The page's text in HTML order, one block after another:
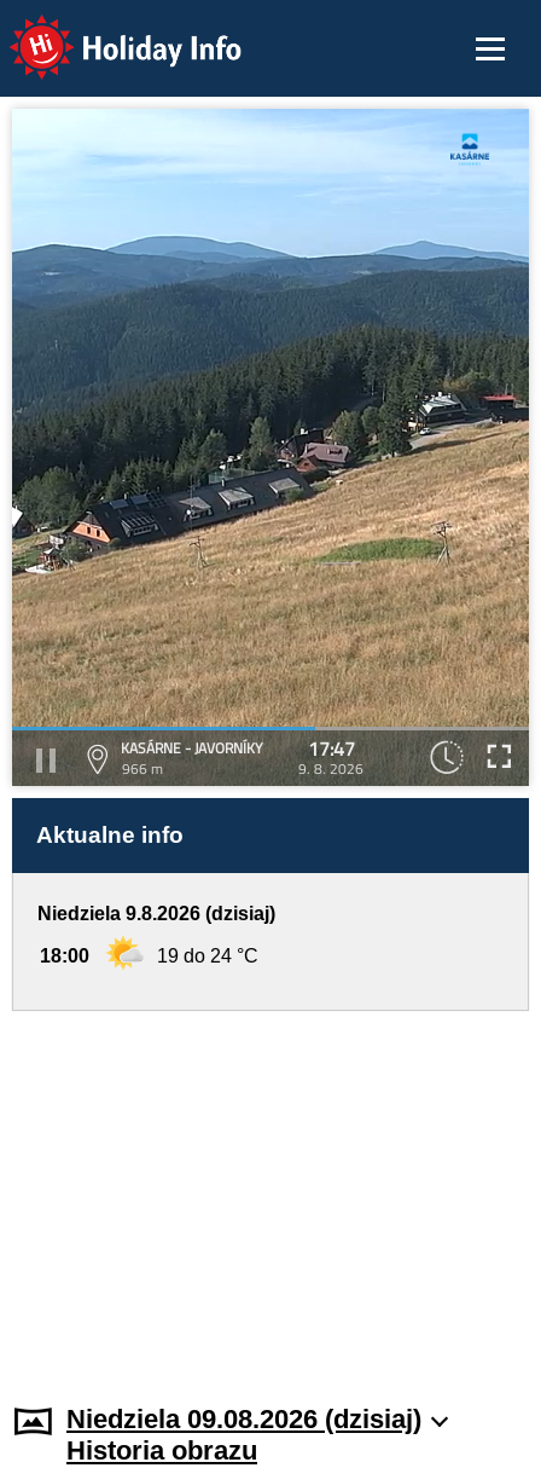
Holiday Info
KASÁRNE - JAVORNÍKY
966 m
17:47
9. 8. 2026
Aktualne info
Niedziela 9.8.2026 (dzisiaj)
18:00 19 do 24 °C
Niedziela 09.08.2026 (dzisiaj)
Historia obrazu